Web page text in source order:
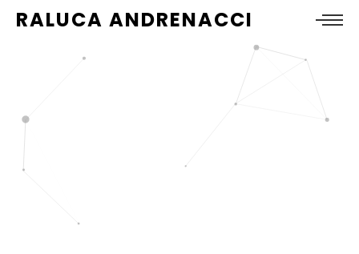
RALUCA ANDRENACCI